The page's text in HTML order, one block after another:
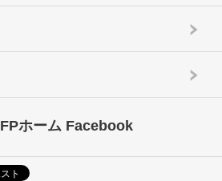
FPホーム Facebook